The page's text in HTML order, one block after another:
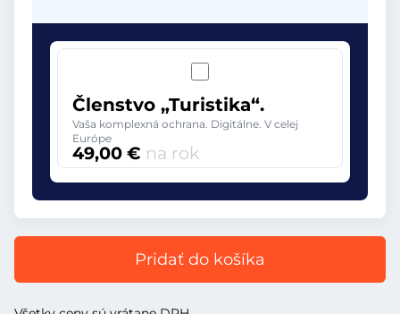
Členstvo „Turistika“.
Vaša komplexná ochrana. Digitálne. V celej
Európe
49,00 € na rok
Pridať do košíka